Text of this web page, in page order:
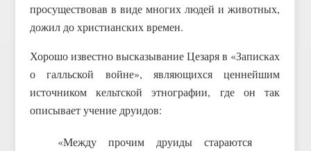
просуществовав в виде многих людей и животных,
дожил до христианских времен.
Хорошо известно высказывание Цезаря в «Записках
о галльской войне», являющихся ценнейшим
источником кельтской этнографии, где он так
описывает учение друидов:
«Между прочим друиды стараются